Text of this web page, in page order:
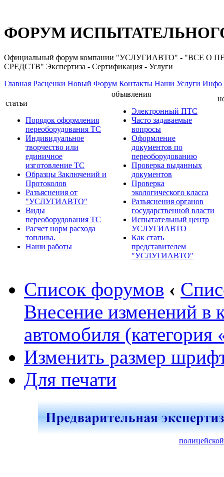
ФОРУМ
Официальный форум компании "УСЛУГИАВТО" -
СРЕДСТВ" Экспертиза - Сертификация - Услуги
Главная Расценки Новый Форум Контакты Наши Услуги Инфо
статьи
Порядок оформления
переоборудования ТС
Индивидуальное
творчество или
единичное
изготовление ТС
Образцы Заключений и
Протоколов
Разъяснения от
"УСЛУГИАВТО"
Виды
переоборудования ТС
Расчет норм расхода
топлива.
Наши работы
объявления
Электронный ПТС
Часто задаваемые
вопросы
Оформление
документов по
переоборудованию
Проверка выданных
документов
Проверка
экологического класса
Разъяснения органов
государственной власти
Испытательный центр
УСЛУГИАВТО
Как стать
представителем
"УСЛУГИАВТО"
Список форумов ‹
Внесение изменений в
автомобиля (категория
Изменить размер
Для печати